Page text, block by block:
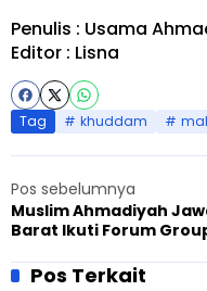
Penulis : Usama
Editor : Lisna
Tag khuddam
Pos sebelumnya
Muslim Ahmadiyah
Barat Ikuti Forum
LBH Bandung
Pos Terkait